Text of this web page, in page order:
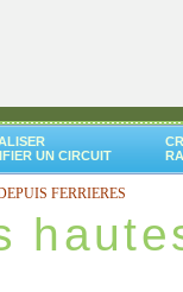
UN CIRCUIT
FERRIERES